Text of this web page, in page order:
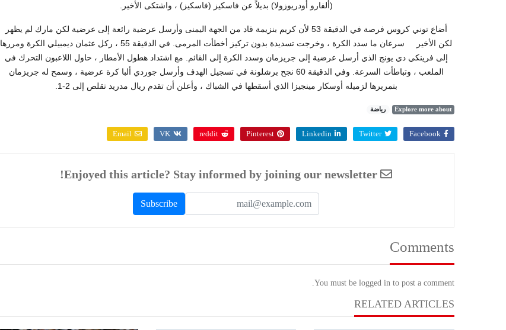
(ألفارو أودريوزولا) بديلاً عن فاسكيز (فاسكيز) ، واشتكى الأخير
أضاع توني كروس فرصة في الدقيقة 53 لأن كريم بنزيمة قاد من الجهة اليمنى وأرسل عرضية رائعة إلى عرضية لكن مارك لم يظهر
لكن الأخير سرعان ما سدد الكرة ، وخرجت تسديدة بدون تركيز أخطأت المرمى. في الدقيقة 55 ، ركل عثمان ديمبيلي الكرة ومررها
إلى فرينكي دي يونج الذي أرسل عرضية إلى جريزمان وسدد الكرة إلى القائم. مع اشتداد هطول الأمطار ، حاول اللاعبون التحرك في
الملعب ، وتباطأت السرعة. وفي الدقيقة 60 نجح برشلونة في تسجيل الهدف وأرسل جوردي ألبا كرة عرضية ، وسمح له جريزمان
بتمريرها لزميله أوسكار مينجيزا الذي أسقطها في الشباك ، وأعلن أن تقدم ريال مدريد تقلص إلى 2-1
Explore more about رياضة
Facebook
Twitter
Linkedin
Pinterest
reddit
VK
Email
Comments
You must be logged in to post a comment.
RELATED ARTICLES